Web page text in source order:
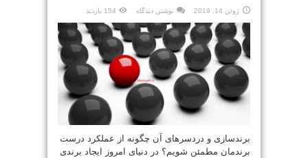
ژوئن 14, 2019 نوشتن دیدگاه 154 بازدید
برندسازی و دردسرهای آن چگونه از عملکرد درست
برندمان مطمئن شویم؟ در دنیای امروز ایجاد برندی